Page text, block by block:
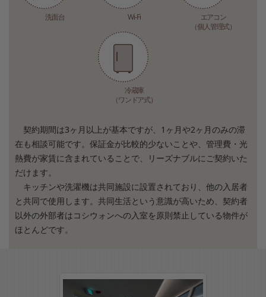
洗面台 Wi-Fi
エアコン
（個人管理式）
冷蔵庫
（ワンドア式）
契約期間は3ヶ月以上が基本ですが、1ヶ月や2ヶ月のみの滞
在も相談可能です。保証金が比較的少ないことや、管理費・光
熱費が家賃に含まれていることで、リーズナブルにご契約いた
だけます。
キッチンや洗濯機は共同施設に設置されており、他の入居者
と共同で使用します。共同生活という意識が高いため、契約者
以外の外部者はコシウォンへの入室を原則禁止している物件が
ほとんどです。